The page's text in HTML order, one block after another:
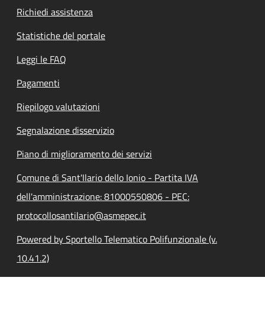
Richiedi assistenza
Statistiche del portale
Leggi le FAQ
Pagamenti
Riepilogo valutazioni
Segnalazione disservizio
Piano di miglioramento dei servizi
Comune di Sant'Ilario dello Ionio - Partita IVA
dell'amministrazione: 81000550806 - PEC:
protocollosantilario@asmepec.it
Powered by Sportello Telematico Polifunzionale (v.
10.41.2)